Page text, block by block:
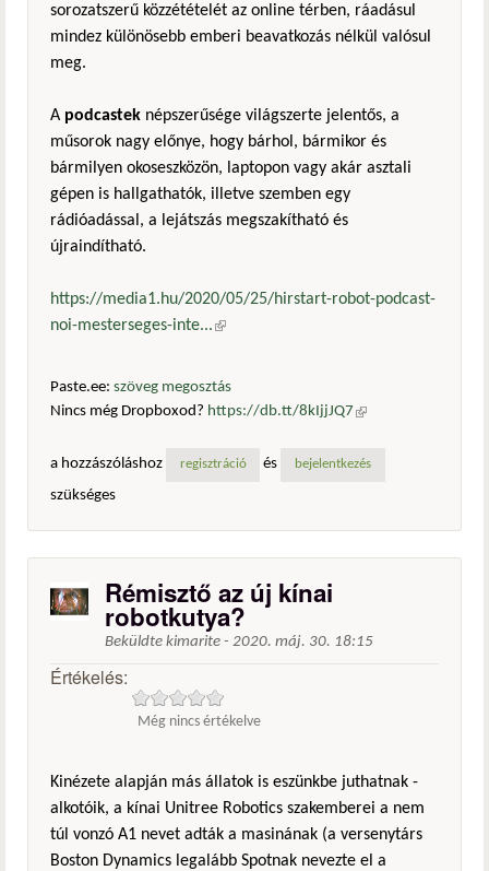
sorozatszerű közzétételét az online térben, ráadásul
mindez különösebb emberi beavatkozás nélkül valósul
meg.
A podcastek népszerűsége világszerte jelentős, a
műsorok nagy előnye, hogy bárhol, bármikor és
bármilyen okoseszközön, laptopon vagy akár asztali
gépen is hallgathatók, illetve szemben egy
rádióadással, a lejátszás megszakítható és
újraindítható.
https://media1.hu/2020/05/25/hirstart-robot-podcast-
noi-mesterseges-inte...(külső hivatkozás)
Paste.ee: szöveg megosztás
Nincs még Dropboxod? https://db.tt/8kIjjJQ7 (külső
a hozzászóláshoz
regisztráció és bejelentkezés
szükséges
Rémisztő az új kínai
robotkutya?
Beküldte kimarite - 2020. máj. 30. 18:15
Értékelés:
Még nincs értékelve
Kinézete alapján más állatok is eszünkbe juthatnak -
alkotóik, a kínai Unitree Robotics szakemberei a nem
túl vonzó A1 nevet adták a masinának (a versenytárs
Boston Dynamics legalább Spotnak nevezte el a